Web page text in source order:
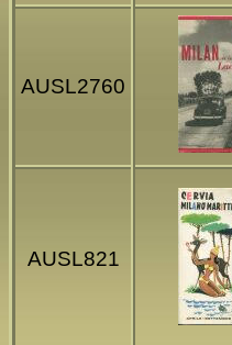
AUSL2760
AUSL821